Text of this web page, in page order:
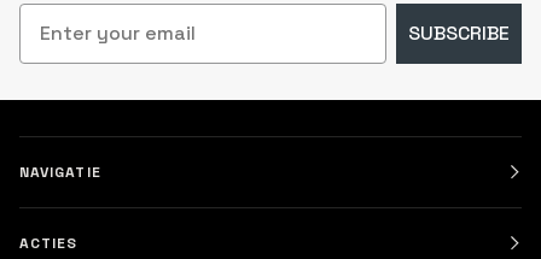
Email
SUBSCRIBE
NAVIGATIE
ACTIES